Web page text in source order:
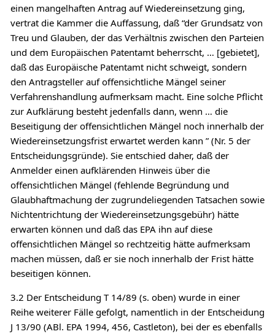
einen mangelhaften Antrag auf Wiedereinsetzung ging,
vertrat die Kammer die Auffassung, daß “der Grundsatz von
Treu und Glauben, der das Verhältnis zwischen den Parteien
und dem Europäischen Patentamt beherrscht, … [gebietet],
daß das Europäische Patentamt nicht schweigt, sondern
den Antragsteller auf offensichtliche Mängel seiner
Verfahrenshandlung aufmerksam macht. Eine solche Pflicht
zur Aufklärung besteht jedenfalls dann, wenn … die
Beseitigung der offensichtlichen Mängel noch innerhalb der
Wiedereinsetzungsfrist erwartet werden kann ” (Nr. 5 der
Entscheidungsgründe). Sie entschied daher, daß der
Anmelder einen aufklärenden Hinweis über die
offensichtlichen Mängel (fehlende Begründung und
Glaubhaftmachung der zugrundeliegenden Tatsachen sowie
Nichtentrichtung der Wiedereinsetzungsgebühr) hätte
erwarten können und daß das EPA ihn auf diese
offensichtlichen Mängel so rechtzeitig hätte aufmerksam
machen müssen, daß er sie noch innerhalb der Frist hätte
beseitigen können.
3.2 Der Entscheidung T 14/89 (s. oben) wurde in einer
Reihe weiterer Fälle gefolgt, namentlich in der Entscheidung
J 13/90 (ABl. EPA 1994, 456, Castleton), bei der es ebenfalls